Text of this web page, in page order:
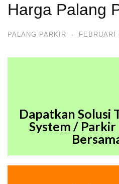
Harga Palang
PALANG PARKIR · FEBRUARI
Dapatkan Solusi
System /